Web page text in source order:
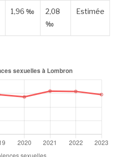
1,96 ‰
2,08
‰
Estimée